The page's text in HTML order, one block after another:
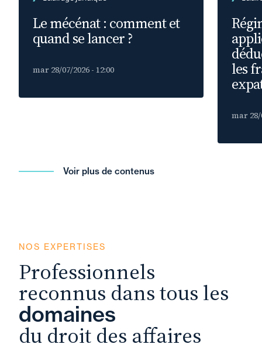
Le mécénat : comment et
quand se lancer ?
mar 28/07/2026 - 12:00 les
mar 28/
Voir plus de contenus
NOS EXPERTISES
Professionnels
reconnus dans tous les
domaines
du droit des affaires